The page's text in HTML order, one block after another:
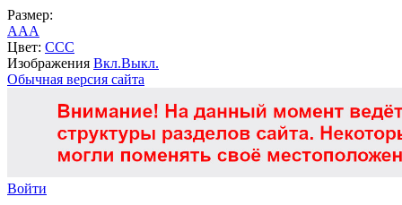
Размер:
AAA
Цвет: CCC
Изображения Вкл.Выкл.
Обычная версия сайта
Войти